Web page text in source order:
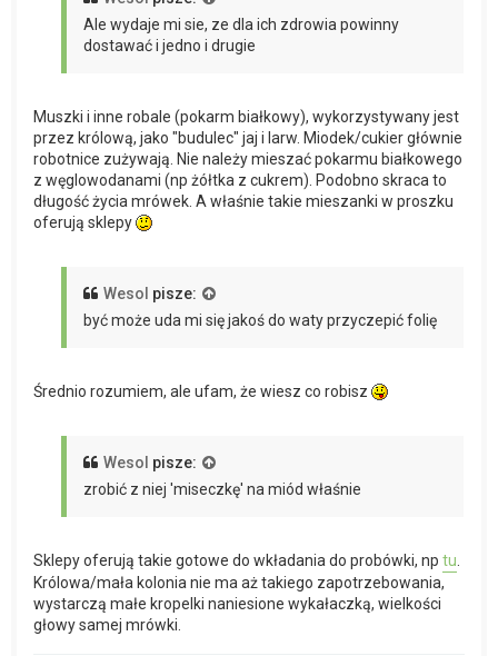
Ale wydaje mi sie, ze dla ich zdrowia powinny
dostawać i jedno i drugie
Muszki i inne robale (pokarm białkowy), wykorzystywany jest
przez królową, jako "budulec" jaj i larw. Miodek/cukier głównie
robotnice zużywają. Nie należy mieszać pokarmu białkowego
z węglowodanami (np żółtka z cukrem). Podobno skraca to
długość życia mrówek. A właśnie takie mieszanki w proszku
oferują sklepy
Wesol pisze:
być może uda mi się jakoś do waty przyczepić folię
Średnio rozumiem, ale ufam, że wiesz co robisz
Wesol pisze:
zrobić z niej 'miseczkę' na miód właśnie
Sklepy oferują takie gotowe do wkładania do probówki, np tu
Królowa/mała kolonia nie ma aż takiego zapotrzebowania,
wystarczą małe kropelki naniesione wykałaczką, wielkości
głowy samej mrówki.